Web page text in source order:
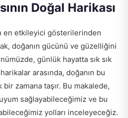
Doğal Harikası
en etkileyici gösterilerinden
doğanın gücünü ve güzelliğini
günlük hayatta sık sık
arasında, doğanın bu
zamana taşır. Bu makalede,
sağlayabileceğimiz ve bu
yolları inceleyeceğiz.